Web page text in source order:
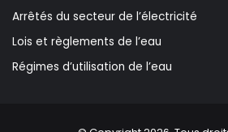
Arrêtés du secteur de l’électricité
Lois et règlements de l’eau
Régimes d’utilisation de l’eau